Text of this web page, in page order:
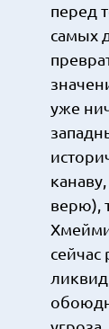
перед
самых
уже
верю),
сейчас